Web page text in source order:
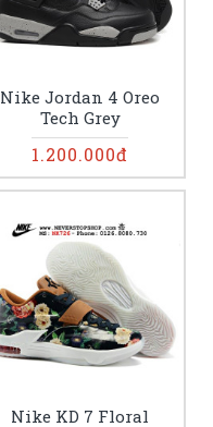
Nike Jordan 4 Oreo
Tech Grey
1.200.000đ
Nike KD 7 Floral